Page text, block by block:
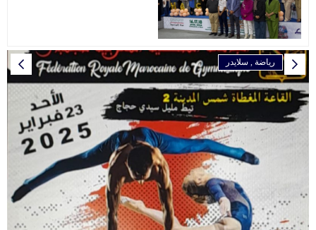
رياضة سلايدر رياضة سلايدر المرأة رياضة سلايدر إقتصاد اخبار وطنية رياضة سلايدر رياضة
رياضة سلايدر رياضة سلايدر